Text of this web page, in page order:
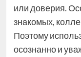
или доверия.
знакомых,
Поэтому
осознанно и